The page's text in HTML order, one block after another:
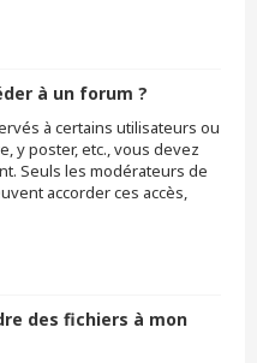
à un forum ?
à certains utilisateurs ou
y poster, etc., vous devez
Seuls les modérateurs de
accorder ces accès,
des fichiers à mon